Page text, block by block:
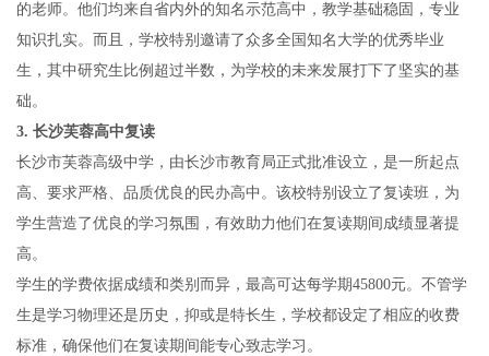
的老师。他们均来自省内外的知名示范高中，教学基础稳固，专业
知识扎实。而且，学校特别邀请了众多全国知名大学的优秀毕业
生，其中研究生比例超过半数，为学校的未来发展打下了坚实的基
础。
3.长沙芙蓉高中复读
长沙市芙蓉高级中学，由长沙市教育局正式批准设立，是一所起点
高、要求严格、品质优良的民办高中。该校特别设立了复读班，为
学生营造了优良的学习氛围，有效助力他们在复读期间成绩显著提
高。
学生的学费依据成绩和类别而异，最高可达每学期45800元。不管学
生是学习物理还是历史，抑或是特长生，学校都设定了相应的收费
标准，确保他们在复读期间能专心致志学习。